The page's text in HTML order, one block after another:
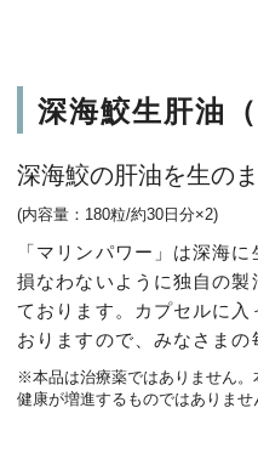
深海鮫生肝油
深海鮫の肝油を生の
(内容量：180粒/約30日分×2)
「マリンパワー」は深海
損なわないように独自の
ております。カプセルに
おりますので、みなさまの
※本品は治療薬ではありません。
健康が増進するものではありませ